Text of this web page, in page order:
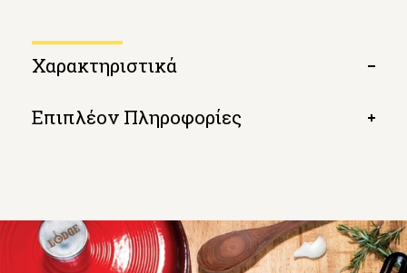
Χαρακτηριστικά
Open
Επιπλέον Πληροφορίες
Open